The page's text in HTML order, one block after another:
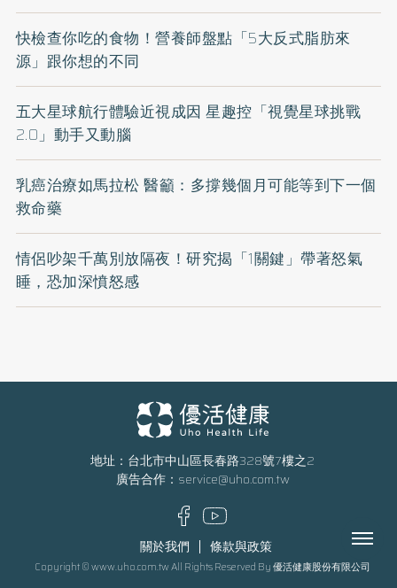
快檢查你吃的食物！營養師盤點「5大反式脂肪來
源」跟你想的不同
五大星球航行體驗近視成因 星趣控「視覺星球挑戰
2.0」動手又動腦
乳癌治療如馬拉松 醫籲：多撐幾個月可能等到下一個
救命藥
情侶吵架千萬別放隔夜！研究揭「1關鍵」帶著怒氣
睡，恐加深憤怒感
地址：台北市中山區長春路328號7樓之2
廣告合作： service@uho.com.tw
關於我們 條款與政策
Copyright © www.uho.com.tw All Rights Reserved By 優活健康股份有限公司
Menu